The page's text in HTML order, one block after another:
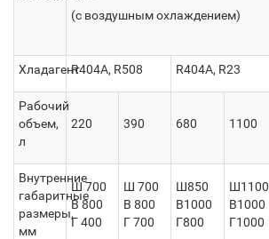
(с воздушным охлаждением)
ХладагентR404A, R508 R404A, R23
Рабочий
объем,
л
220 390 680 1100
Внутренние
габаритные
размеры,
мм
Ш 700
В 800
Г 400
Ш 700
В 800
Г 700
Ш850
В1000
Г800
Ш1100
В1000
Г1000